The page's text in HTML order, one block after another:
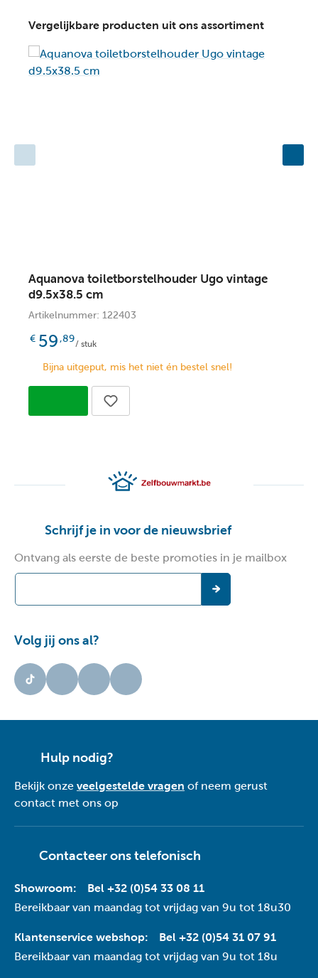
Vergelijkbare producten uit ons assortiment
Aquanova toiletborstelhouder Ugo vintage
d9.5x38.5 cm
Artikelnummer: 122403
€ 59 ,89
/ stuk
Bijna uitgeput, mis het niet én bestel snel!
Schrijf je in voor de nieuwsbrief
Ontvang als eerste de beste promoties in je mailbox
Volg jij ons al?
Hulp nodig?
Bekijk onze veelgestelde vragen of neem gerust
contact met ons op
Contacteer ons telefonisch
Showroom:
Bel +32 (0)54 33 08 11
Bereikbaar van maandag tot vrijdag van 9u tot 18u30
Klantenservice webshop:
Bel +32 (0)54 31 07 91
Bereikbaar van maandag tot vrijdag van 9u tot 18u